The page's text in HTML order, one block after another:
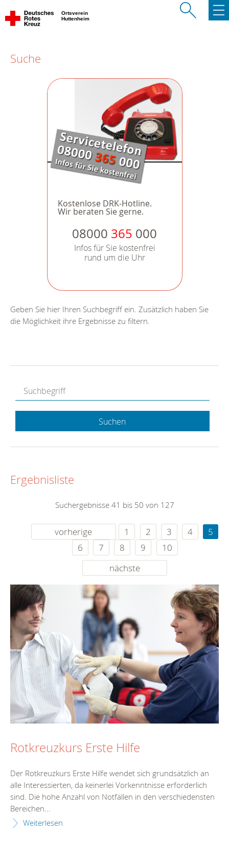
Ortsverein
Huttenheim
Suche
Kostenlose DRK-Hotline.
Wir beraten Sie gerne.
08000 365 000
Infos für Sie kostenfrei
rund um die Uhr
Geben Sie hier Ihren Suchbegriff ein. Zusätzlich haben Sie
die Möglichkeit ihre Ergebnisse zu filtern.
Suchen
Ergebnisliste
Suchergebnisse 41 bis 50 von 127
vorherige 1 2 3 4
5
6
7 8 9
10
nächste
Rotkreuzkurs Erste Hilfe
Der Rotkreuzkurs Erste Hilfe wendet sich grundsätzlich an
alle Interessierten, da keinerlei Vorkenntnisse erforderlich
sind. Die hohe Anzahl von Notfällen in den verschiedensten
Bereichen...
Weiterlesen